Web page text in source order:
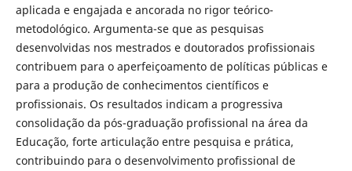
aplicada e engajada e ancorada no rigor teórico-
metodológico. Argumenta-se que as pesquisas
desenvolvidas nos mestrados e doutorados profissionais
contribuem para o aperfeiçoamento de políticas públicas e
para a produção de conhecimentos científicos e
profissionais. Os resultados indicam a progressiva
consolidação da pós-graduação profissional na área da
Educação, forte articulação entre pesquisa e prática,
contribuindo para o desenvolvimento profissional de